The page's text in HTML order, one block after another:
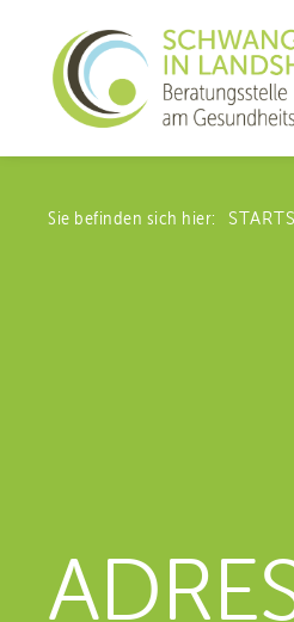
Sie befinden sich hier: